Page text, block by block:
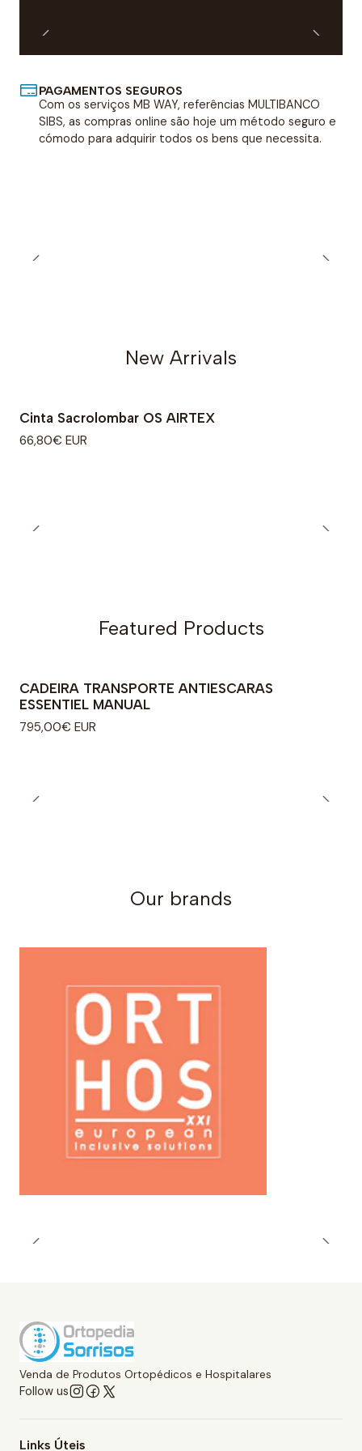
PAGAMENTOS SEGUROS
Com os serviços MB WAY, referências MULTIBANCO
SIBS, as compras online são hoje um método seguro e
cómodo para adquirir todos os bens que necessita.
New Arrivals
Cinta Sacrolombar OS AIRTEX
66,80€ EUR
Featured Products
CADEIRA TRANSPORTE ANTIESCARAS
ESSENTIEL MANUAL
795,00€ EUR
Our brands
Venda de Produtos Ortopédicos e Hospitalares
Follow us
Links Úteis